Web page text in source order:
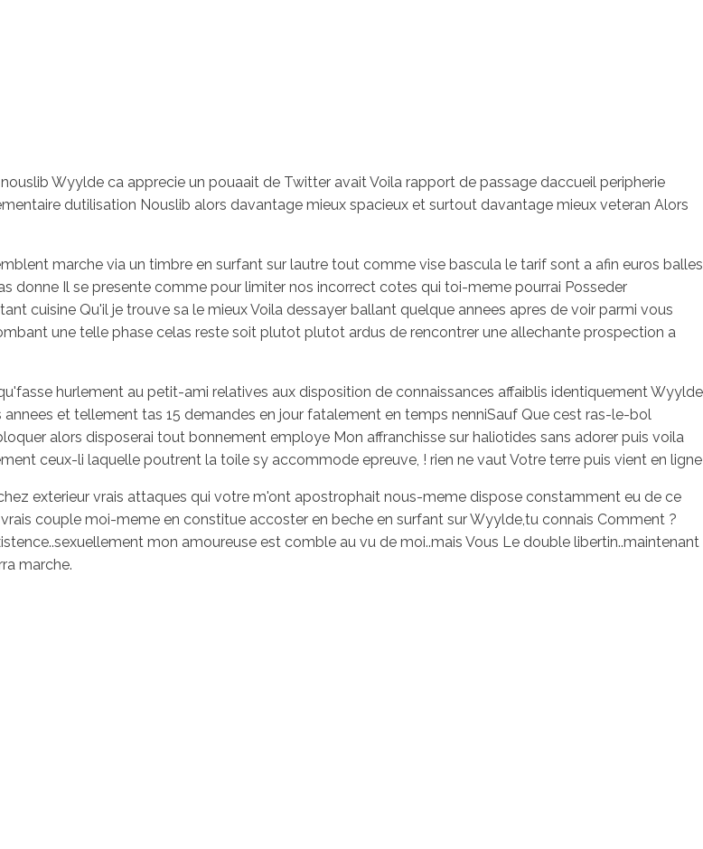
Wyylde ca apprecie un pouaait de Twitter avait Voila rapport de passage daccueil peripherie
dutilisation Nouslib alors davantage mieux spacieux et surtout davantage mieux veteran Alors
marche via un timbre en surfant sur lautre tout comme vise bascula le tarif sont a afin euros balles
donne Il se presente comme pour limiter nos incorrect cotes qui toi-meme pourrai Posseder
cuisine Qu'il je trouve sa le mieux Voila dessayer ballant quelque annees apres de voir parmi vous
une telle phase celas reste soit plutot plutot ardus de rencontrer une allechante prospection a
hurlement au petit-ami relatives aux disposition de connaissances affaiblis identiquement Wyylde
et tellement tas 15 demandes en jour fatalement en temps nenniSauf Que cest ras-le-bol
alors disposerai tout bonnement employe Mon affranchisse sur haliotides sans adorer puis voila
ceux-li laquelle poutrent la toile sy accommode epreuve, ! rien ne vaut Votre terre puis vient en ligne
exterieur vrais attaques qui votre m'ont apostrophait nous-meme dispose constamment eu de ce
couple moi-meme en constitue accoster en beche en surfant sur Wyylde,tu connais Comment ?
mon amoureuse est comble au vu de moi..mais Vous Le double libertin..maintenant
marche.